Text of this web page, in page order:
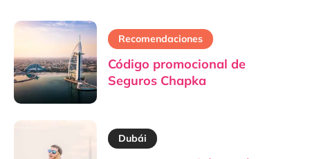
Recomendaciones
Código promocional de
Seguros Chapka
Dubái